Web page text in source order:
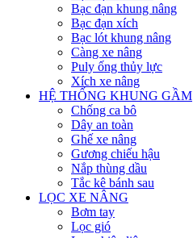
Bạc đạn khung nâng
Bạc đạn xích
Bạc lót khung nâng
Càng xe nâng
Puly ống thủy lực
Xích xe nâng
HỆ THỐNG KHUNG GẦM
Chống ca bô
Dây an toàn
Ghế xe nâng
Gương chiếu hậu
Nắp thùng dầu
Tắc kê bánh sau
LỌC XE NÂNG
Bơm tay
Lọc gió